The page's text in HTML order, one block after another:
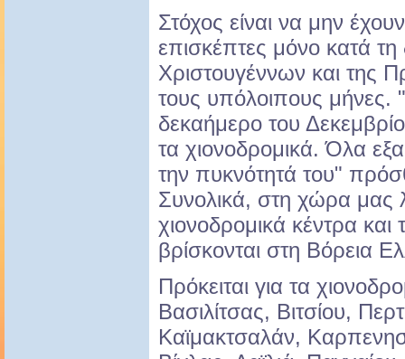
Στόχος είναι να μην
επισκέπτες μόνο κατά τη
Χριστουγέννων και της
τους υπόλοιπους
δεκαήμερο του
τα χιονοδρομικά. Όλα
την πυκνότητά του"
Συνολικά, στη χώρα μας
χιονοδρομικά κέντρα
βρίσκονται στη Βόρεια
Πρόκειται για τα
Βασιλίτσας, Βιτσίου,
Καϊμακτσαλάν,